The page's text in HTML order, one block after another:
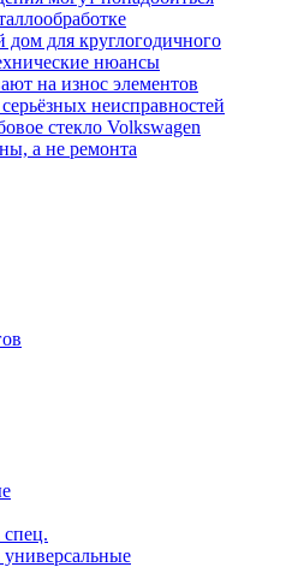
для круглогодичного
нюансы
на износ элементов
неисправностей
стекло Volkswagen
а не ремонта